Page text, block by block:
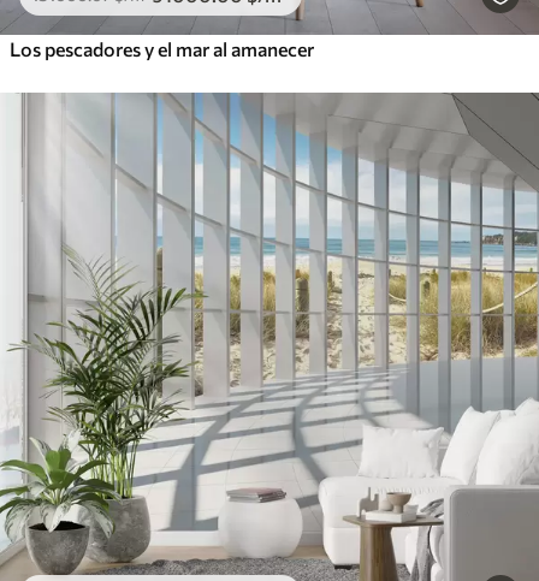
Los pescadores y el mar al amanecer